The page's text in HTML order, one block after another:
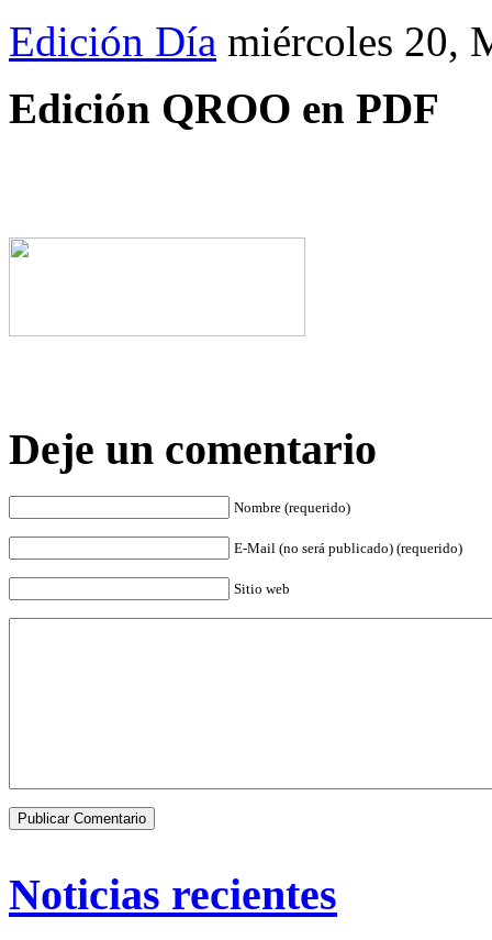
Edición Día miércoles 20,
Edición QROO en PDF
Deje un comentario
Nombre (requerido)
E-Mail (no será publicado) (requerido)
Sitio web
Noticias recientes